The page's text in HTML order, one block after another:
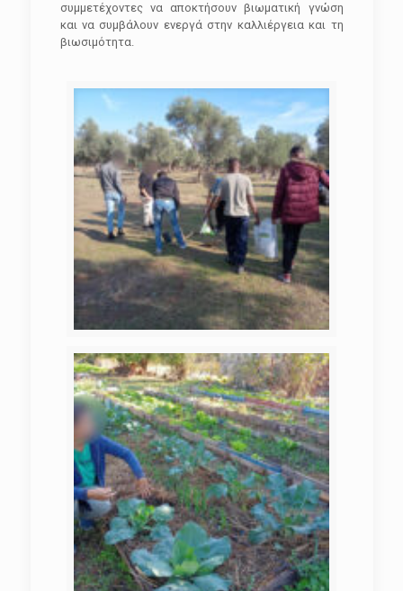
συμμετέχοντες να αποκτήσουν βιωματική γνώση
και να συμβάλουν ενεργά στην καλλιέργεια και τη
βιωσιμότητα.